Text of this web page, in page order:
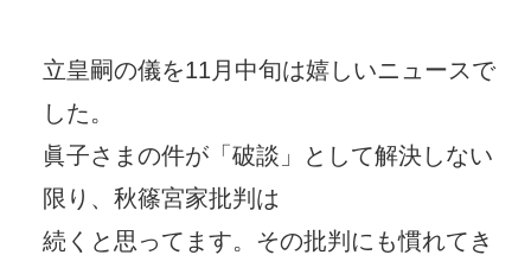
立皇嗣の儀を11月中旬は嬉しいニュースで
した。
眞子さまの件が「破談」として解決しない
限り、秋篠宮家批判は
続くと思ってます。その批判にも慣れてき